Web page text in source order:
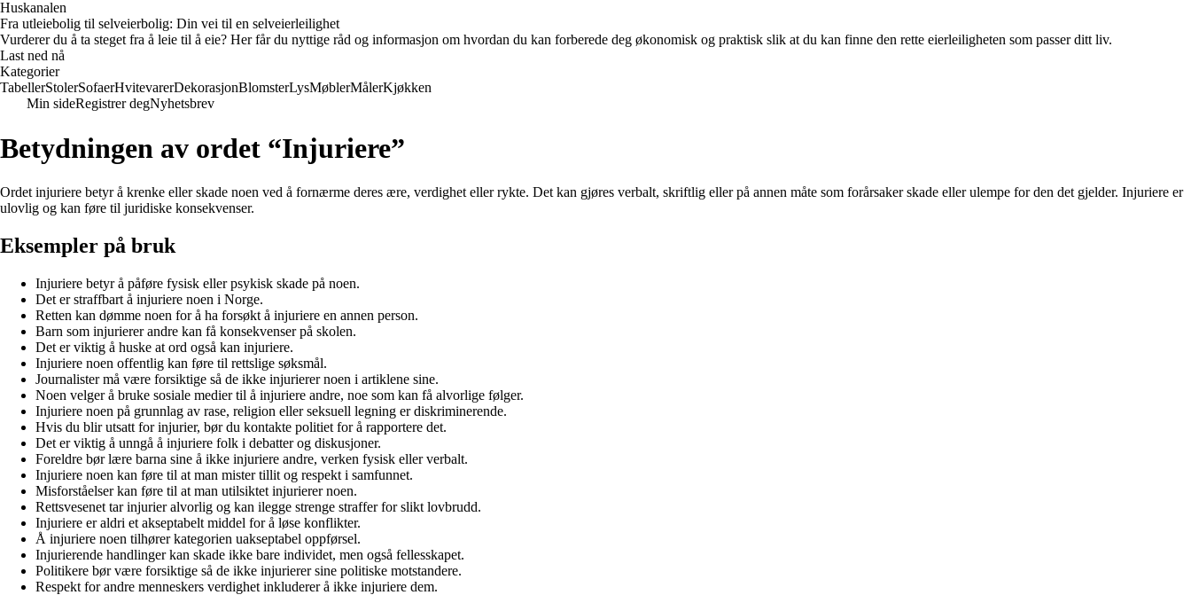
Huskanalen
Fra utleiebolig til selveierbolig: Din vei til en selveierleilighet
Vurderer du å ta steget fra å leie til å eie? Her får du nyttige råd og informasjon om hvordan du kan forberede deg økonomisk og praktisk slik at du kan finne den rette eierleiligheten som passer ditt liv.
Last ned nå
Kategorier
TabellerStolerSofaerHvitevarerDekorasjonBlomsterLysMøblerMålerKjøkken
Min sideRegistrer degNyhetsbrev
Betydningen av ordet “Injuriere”
Ordet injuriere betyr å krenke eller skade noen ved å fornærme deres ære, verdighet eller rykte. Det kan gjøres verbalt, skriftlig eller på annen måte som forårsaker skade eller ulempe for den det gjelder. Injuriere er
ulovlig og kan føre til juridiske konsekvenser.
Eksempler på bruk
Injuriere betyr å påføre fysisk eller psykisk skade på noen.
Det er straffbart å injuriere noen i Norge.
Retten kan dømme noen for å ha forsøkt å injuriere en annen person.
Barn som injurierer andre kan få konsekvenser på skolen.
Det er viktig å huske at ord også kan injuriere.
Injuriere noen offentlig kan føre til rettslige søksmål.
Journalister må være forsiktige så de ikke injurierer noen i artiklene sine.
Noen velger å bruke sosiale medier til å injuriere andre, noe som kan få alvorlige følger.
Injuriere noen på grunnlag av rase, religion eller seksuell legning er diskriminerende.
Hvis du blir utsatt for injurier, bør du kontakte politiet for å rapportere det.
Det er viktig å unngå å injuriere folk i debatter og diskusjoner.
Foreldre bør lære barna sine å ikke injuriere andre, verken fysisk eller verbalt.
Injuriere noen kan føre til at man mister tillit og respekt i samfunnet.
Misforståelser kan føre til at man utilsiktet injurierer noen.
Rettsvesenet tar injurier alvorlig og kan ilegge strenge straffer for slikt lovbrudd.
Injuriere er aldri et akseptabelt middel for å løse konflikter.
Å injuriere noen tilhører kategorien uakseptabel oppførsel.
Injurierende handlinger kan skade ikke bare individet, men også fellesskapet.
Politikere bør være forsiktige så de ikke injurierer sine politiske motstandere.
Respekt for andre menneskers verdighet inkluderer å ikke injuriere dem.